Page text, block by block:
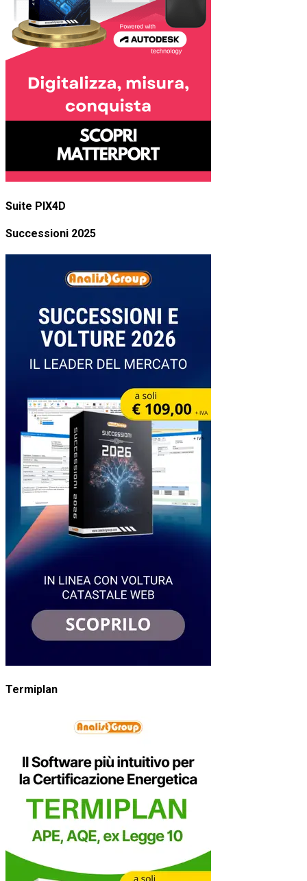
Suite PIX4D
Successioni 2025
Termiplan